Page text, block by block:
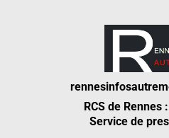
RCS de Rennes
Service de